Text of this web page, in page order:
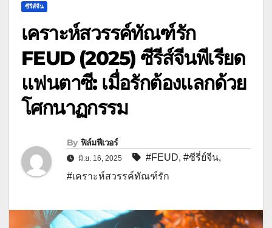
ซีรีส์จีน
เคราะห์สวรรค์ทัณฑ์รัก
FEUD (2025) ซีรีส์จีนพีเรียด
แฟนตาซี: เมื่อรักต้องแลกด้วย
โศกนาฏกรรม
By ฟิล์มฟีเวอร์
มิ.ย. 16, 2025 #FEUD, #ซีรี่ย์จีน,
#เคราะห์สวรรค์ทัณฑ์รัก